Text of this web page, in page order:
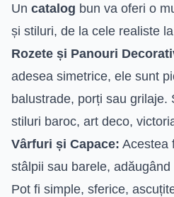
Un catalog bun va oferi o
și stiluri, de la cele realiste
Rozete și Panouri
adesea simetrice, ele sunt
balustrade, porți sau grilaje.
stiluri baroc, art deco,
Vârfuri și Capace: Acestea
stâlpii sau barele,
Pot fi simple, sferice,